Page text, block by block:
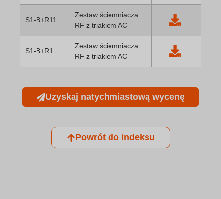
S1-B+R11
Zestaw ściemniacza
RF z triakiem AC
S1-B+R1
Zestaw ściemniacza
RF z triakiem AC
Uzyskaj natychmiastową wycenę
Powrót do indeksu